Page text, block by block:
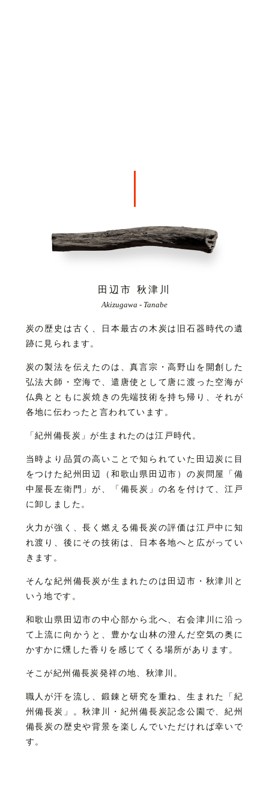
田辺市 秋津川
Akizugawa - Tanabe
炭の歴史は古く、日本最古の木炭は旧石器時代の遺
跡に見られます。
炭の製法を伝えたのは、真言宗・高野山を開創した
弘法大師・空海で、遣唐使として唐に渡った空海が
仏典とともに炭焼きの先端技術を持ち帰り、それが
各地に伝わったと言われています。
「紀州備長炭」が生まれたのは江戸時代。
当時より品質の高いことで知られていた田辺炭に目
をつけた紀州田辺（和歌山県田辺市）の炭問屋「備
中屋長左衛門」が、「備長炭」の名を付けて、江戸
に卸しました。
火力が強く、長く燃える備長炭の評価は江戸中に知
れ渡り、後にその技術は、日本各地へと広がってい
きます。
そんな紀州備長炭が生まれたのは田辺市・秋津川と
いう地です。
和歌山県田辺市の中心部から北へ、右会津川に沿っ
て上流に向かうと、豊かな山林の澄んだ空気の奥に
かすかに燻した香りを感じてくる場所があります。
そこが紀州備長炭発祥の地、秋津川。
職人が汗を流し、鍛錬と研究を重ね、生まれた「紀
州備長炭」。秋津川・紀州備長炭記念公園で、紀州
備長炭の歴史や背景を楽しんでいただければ幸いで
す。